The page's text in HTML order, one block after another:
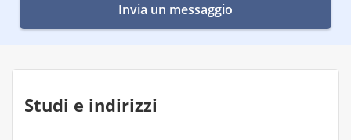
Invia un messaggio
Studi e indirizzi